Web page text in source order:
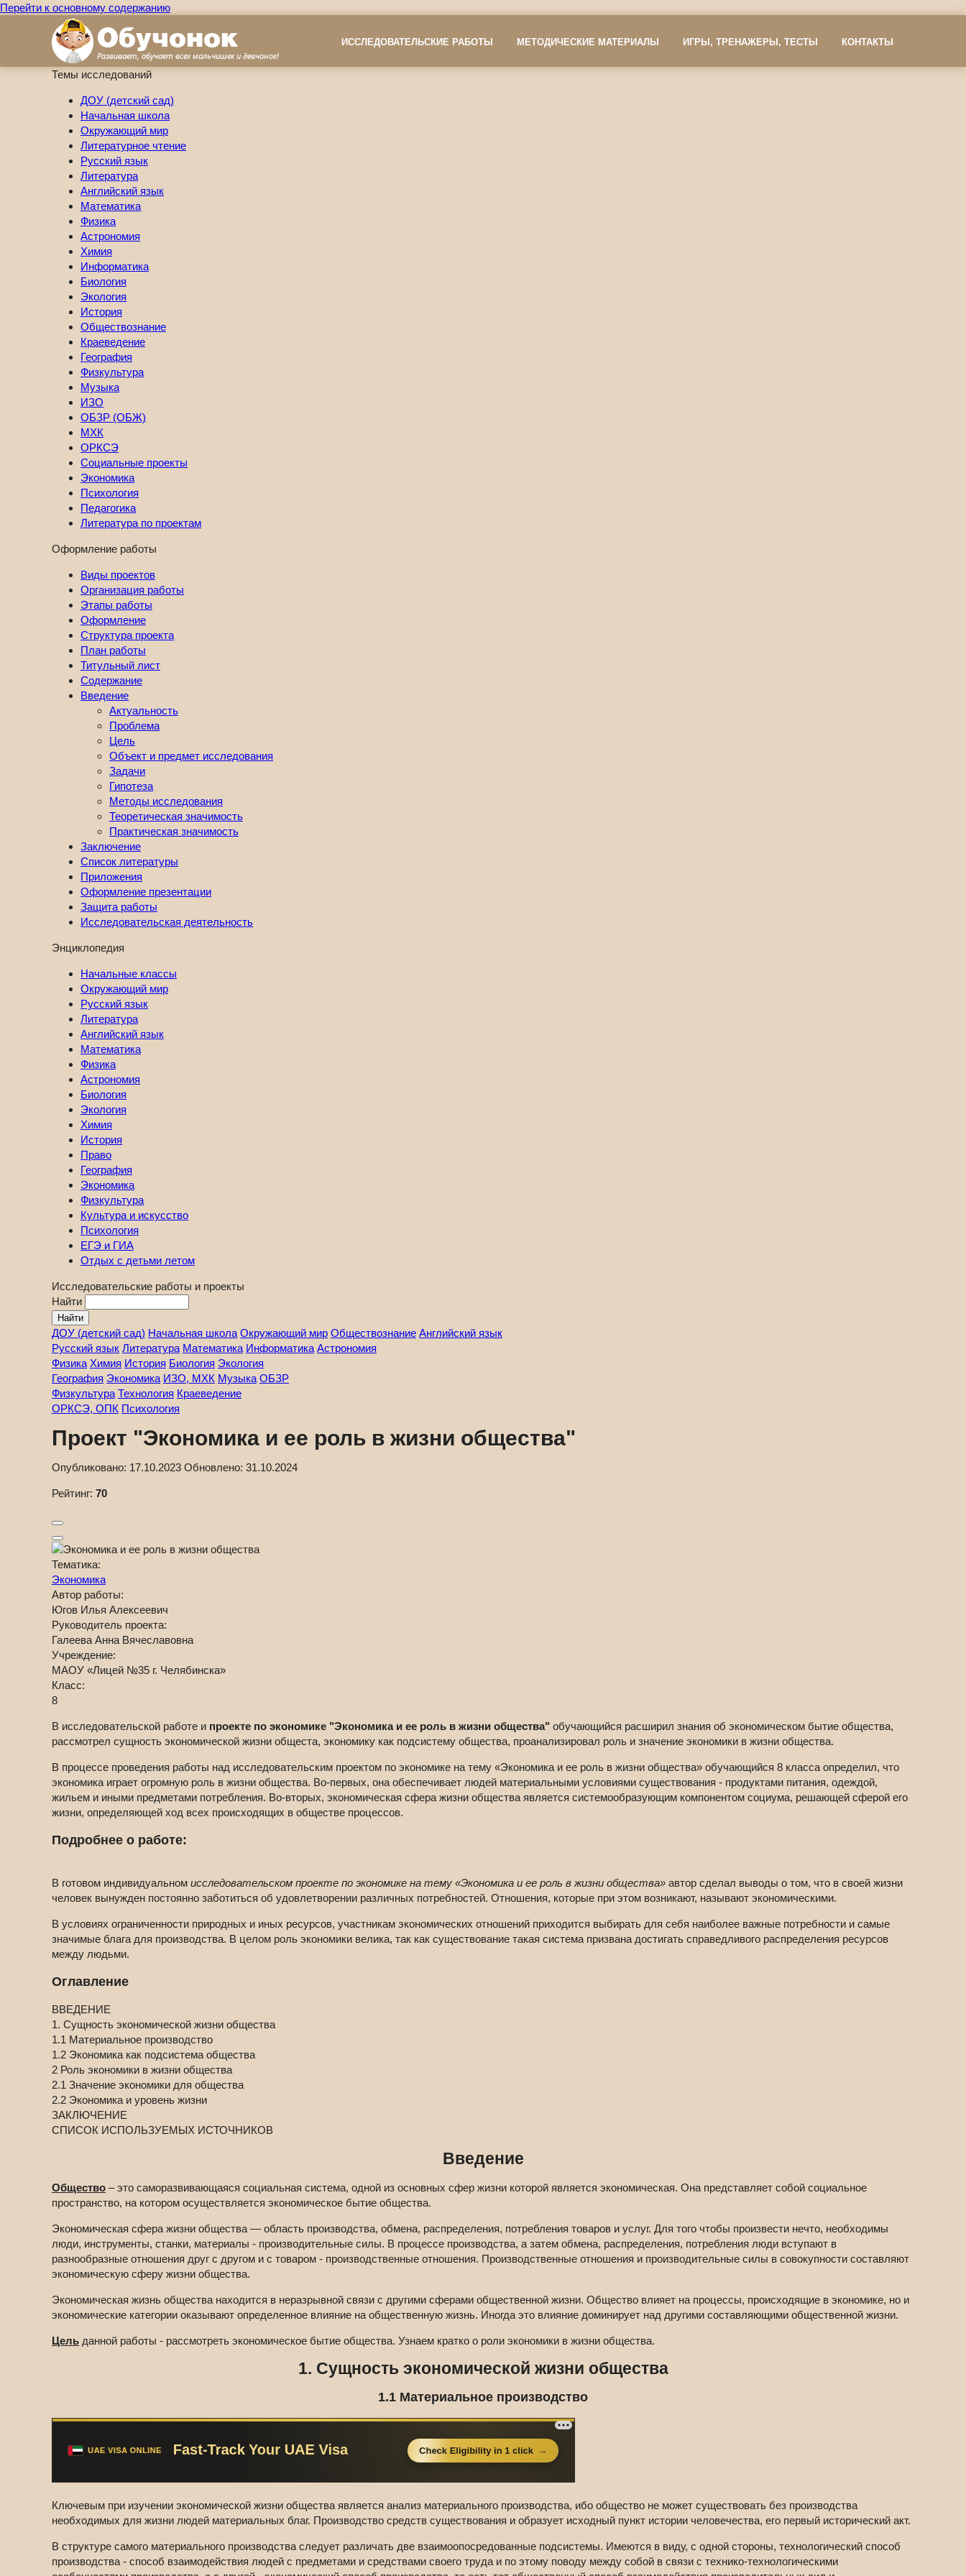
Перейти к основному содержанию
ИССЛЕДОВАТЕЛЬСКИЕ РАБОТЫ МЕТОДИЧЕСКИЕ МАТЕРИАЛЫ ИГРЫ, ТРЕНАЖЕРЫ, ТЕСТЫ КОНТАКТЫ
Темы исследований
ДОУ (детский сад)
Начальная школа
Окружающий мир
Литературное чтение
Русский язык
Литература
Английский язык
Математика
Физика
Астрономия
Химия
Информатика
Биология
Экология
История
Обществознание
Краеведение
География
Физкультура
Музыка
ИЗО
ОБЗР (ОБЖ)
МХК
ОРКСЭ
Социальные проекты
Экономика
Психология
Педагогика
Литература по проектам
Оформление работы
Виды проектов
Организация работы
Этапы работы
Оформление
Структура проекта
План работы
Титульный лист
Содержание
Введение
Актуальность
Проблема
Цель
Объект и предмет исследования
Задачи
Гипотеза
Методы исследования
Теоретическая значимость
Практическая значимость
Заключение
Список литературы
Приложения
Оформление презентации
Защита работы
Исследовательская деятельность
Энциклопедия
Начальные классы
Окружающий мир
Русский язык
Литература
Английский язык
Математика
Физика
Астрономия
Биология
Экология
Химия
История
Право
География
Экономика
Физкультура
Культура и искусство
Психология
ЕГЭ и ГИА
Отдых с детьми летом
Исследовательские работы и проекты
Найти
ДОУ (детский сад) Начальная школа Окружающий мир Обществознание Английский язык
Русский язык Литература Математика Информатика Астрономия
Физика Химия История Биология Экология
География Экономика ИЗО, МХК Музыка ОБЗР
Физкультура Технология Краеведение
ОРКСЭ, ОПК Психология
Проект "Экономика и ее роль в жизни общества"
Опубликовано: 17.10.2023 Обновлено: 31.10.2024
Рейтинг: 70
Тематика:
Экономика
Автор работы:
Югов Илья Алексеевич
Руководитель проекта:
Галеева Анна Вячеславовна
Учреждение:
МАОУ «Лицей №35 г. Челябинска»
Класс:
8
В исследовательской работе и проекте по экономике "Экономика и ее роль в жизни общества" обучающийся расширил знания об экономическом бытие общества,
рассмотрел сущность экономической жизни общеста, экономику как подсистему общества, проанализировал роль и значение экономики в жизни общества.
В процессе проведения работы над исследовательским проектом по экономике на тему «Экономика и ее роль в жизни общества» обучающийся 8 класса определил, что
экономика играет огромную роль в жизни общества. Во-первых, она обеспечивает людей материальными условиями существования - продуктами питания, одеждой,
жильем и иными предметами потребления. Во-вторых, экономическая сфера жизни общества является системообразующим компонентом социума, решающей сферой его
жизни, определяющей ход всех происходящих в обществе процессов.
Подробнее о работе:
В готовом индивидуальном исследовательском проекте по экономике на тему «Экономика и ее роль в жизни общества» автор сделал выводы о том, что в своей жизни
человек вынужден постоянно заботиться об удовлетворении различных потребностей. Отношения, которые при этом возникают, называют экономическими.
В условиях ограниченности природных и иных ресурсов, участникам экономических отношений приходится выбирать для себя наиболее важные потребности и самые
значимые блага для производства. В целом роль экономики велика, так как существование такая система призвана достигать справедливого распределения ресурсов
между людьми.
Оглавление
ВВЕДЕНИЕ
1. Сущность экономической жизни общества
1.1 Материальное производство
1.2 Экономика как подсистема общества
2 Роль экономики в жизни общества
2.1 Значение экономики для общества
2.2 Экономика и уровень жизни
ЗАКЛЮЧЕНИЕ
СПИСОК ИСПОЛЬЗУЕМЫХ ИСТОЧНИКОВ
Введение
Общество – это саморазвивающаяся социальная система, одной из основных сфер жизни которой является экономическая. Она представляет собой социальное
пространство, на котором осуществляется экономическое бытие общества.
Экономическая сфера жизни общества — область производства, обмена, распределения, потребления товаров и услуг. Для того чтобы произвести нечто, необходимы
люди, инструменты, станки, материалы - производительные силы. В процессе производства, а затем обмена, распределения, потребления люди вступают в
разнообразные отношения друг с другом и с товаром - производственные отношения. Производственные отношения и производительные силы в совокупности составляют
экономическую сферу жизни общества.
Экономическая жизнь общества находится в неразрывной связи с другими сферами общественной жизни. Общество влияет на процессы, происходящие в экономике, но и
экономические категории оказывают определенное влияние на общественную жизнь. Иногда это влияние доминирует над другими составляющими общественной жизни.
Цель данной работы - рассмотреть экономическое бытие общества. Узнаем кратко о роли экономики в жизни общества.
1. Сущность экономической жизни общества
1.1 Материальное производство
Ключевым при изучении экономической жизни общества является анализ материального производства, ибо общество не может существовать без производства
необходимых для жизни людей материальных благ. Производство средств существования и образует исходный пункт истории человечества, его первый исторический акт.
В структуре самого материального производства следует различать две взаимоопосредованные подсистемы. Имеются в виду, с одной стороны, технологический способ
производства - способ взаимодействия людей с предметами и средствами своего труда и по этому поводу между собой в связи с технико-технологическими